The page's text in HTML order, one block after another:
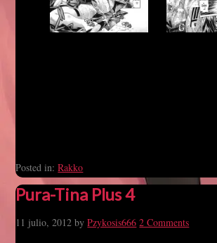
Posted in:Rakko
Pura-Tina Plus 4
11 julio, 2012 byPzykosis666 2 Comments